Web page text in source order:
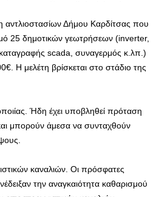
αντλιοστασίων Δήμου Καρδίτσας που
25 δημοτικών γεωτρήσεων (inverter,
scada, συναγερμός κ.λπ.)
Η μελέτη βρίσκεται στο στάδιο της
Ήδη έχει υποβληθεί πρόταση
μπορούν άμεσα να συνταχθούν
καναλιών. Οι πρόσφατες
την αναγκαιότητα καθαρισμού